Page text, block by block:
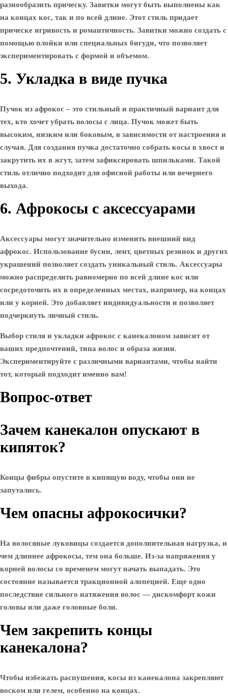
разнообразить прическу. Завитки могут быть выполнены как
на концах кос, так и по всей длине. Этот стиль придает
прическе игривость и романтичность. Завитки можно создать с
помощью плойки или специальных бигуди, что позволяет
экспериментировать с формой и объемом.
5. Укладка в виде пучка
Пучок из афрокос – это стильный и практичный вариант для
тех, кто хочет убрать волосы с лица. Пучок может быть
высоким, низким или боковым, в зависимости от настроения и
случая. Для создания пучка достаточно собрать косы в хвост и
закрутить их в жгут, затем зафиксировать шпильками. Такой
стиль отлично подходит для офисной работы или вечернего
выхода.
6. Афрокосы с аксессуарами
Аксессуары могут значительно изменить внешний вид
афрокос. Использование бусин, лент, цветных резинок и других
украшений позволяет создать уникальный стиль. Аксессуары
можно распределить равномерно по всей длине кос или
сосредоточить их в определенных местах, например, на концах
или у корней. Это добавляет индивидуальности и позволяет
подчеркнуть личный стиль.
Выбор стиля и укладки афрокос с канекалоном зависит от
ваших предпочтений, типа волос и образа жизни.
Экспериментируйте с различными вариантами, чтобы найти
тот, который подходит именно вам!
Вопрос-ответ
Зачем канекалон опускают в
кипяток?
Концы фибры опустите в кипящую воду, чтобы они не
запутались.
Чем опасны афрокосички?
На волосяные луковицы создается дополнительная нагрузка, и
чем длиннее афрокосы, тем она больше. Из-за напряжения у
корней волосы со временем могут начать выпадать. Это
состояние называется тракционной алопецией. Еще одно
последствие сильного натяжения волос — дискомфорт кожи
головы или даже головные боли.
Чем закрепить концы
канекалона?
Чтобы избежать распушения, косы из канекалона закрепляют
воском или гелем, особенно на концах.